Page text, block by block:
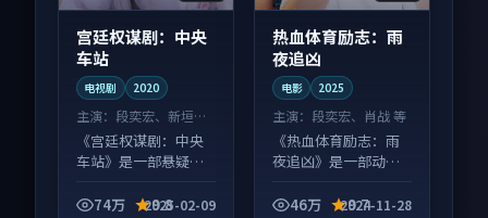
宫廷权谋剧：中央
车站
电视剧 2020
主演： 段奕宏、新垣结
衣 等
《宫廷权谋剧：中央
车站》是一部悬疑向
蛋别错过，字幕区常
74万 9.8
2025-02-09
热血体育励志：雨
夜追凶
电影 2025
主演：段奕宏、肖战 等
《热血体育励志：雨
夜追凶》是一部动作
感在线，配乐与镜头
46万 9.7
2024-11-28